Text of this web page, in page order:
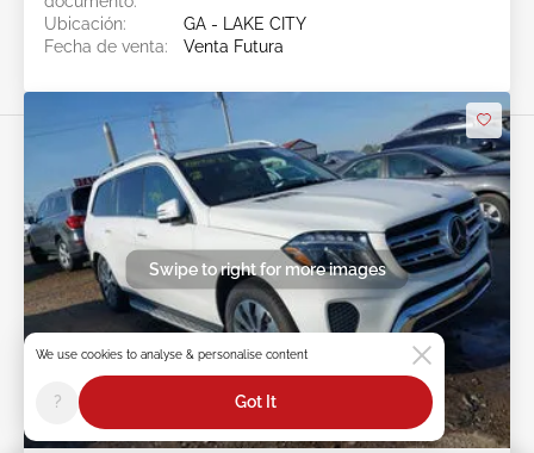
Ubicación:
GA - LAKE CITY
Fecha de venta:
Venta Futura
Venta Futura
Swipe to right for more images
We use cookies to analyse & personalise content
? Got It